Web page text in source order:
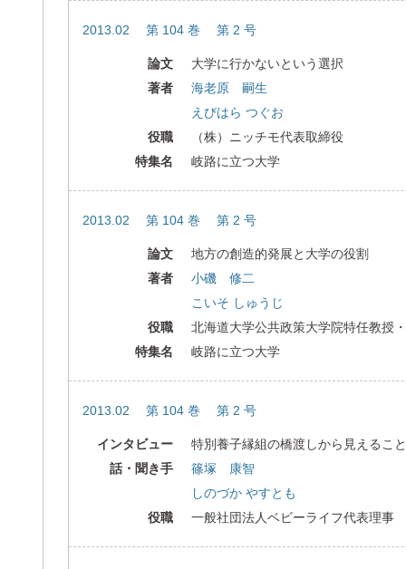
2013.02 第 104 巻 第 2 号
論文
大学に行かないという選択
著者
海老原 嗣生
えびはら つぐお
役職
（株）ニッチモ代表取締役
特集名
岐路に立つ大学
2013.02 第 104 巻 第 2 号
論文
地方の創造的発展と大学の役割
著者
小磯 修二
こいそ しゅうじ
役職
北海道大学公共政策大学院特任教授
特集名
岐路に立つ大学
2013.02 第 104 巻 第 2 号
インタビュー
特別養子縁組の橋渡しから見えること
話・聞き手
篠塚 康智
しのづか やすとも
役職
一般社団法人ベビーライフ代表理事